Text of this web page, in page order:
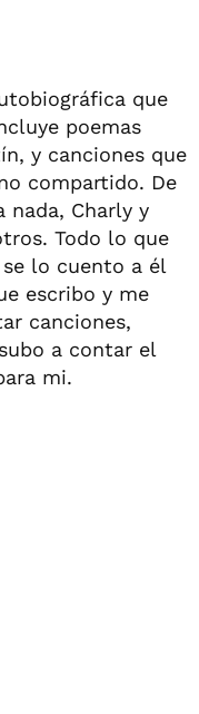
que
poemas
y canciones que
compartido. De
nada, Charly y
Todo lo que
lo cuento a él
escribo y me
canciones,
a contar el
mi.